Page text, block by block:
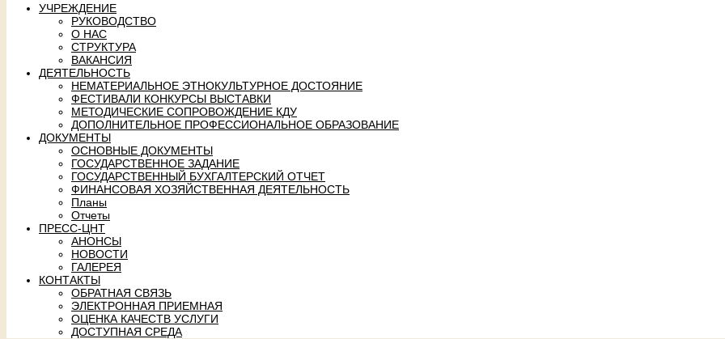
УЧРЕЖДЕНИЕ
РУКОВОДСТВО
О НАС
СТРУКТУРА
ВАКАНСИЯ
ДЕЯТЕЛЬНОСТЬ
НЕМАТЕРИАЛЬНОЕ ЭТНОКУЛЬТУРНОЕ ДОСТОЯНИЕ
ФЕСТИВАЛИ КОНКУРСЫ ВЫСТАВКИ
МЕТОДИЧЕСКИЕ СОПРОВОЖДЕНИЕ КДУ
ДОПОЛНИТЕЛЬНОЕ ПРОФЕССИОНАЛЬНОЕ ОБРАЗОВАНИЕ
ДОКУМЕНТЫ
ОСНОВНЫЕ ДОКУМЕНТЫ
ГОСУДАРСТВЕННОЕ ЗАДАНИЕ
ГОСУДАРСТВЕННЫЙ БУХГАЛТЕРСКИЙ ОТЧЕТ
ФИНАНСОВАЯ ХОЗЯЙСТВЕННАЯ ДЕЯТЕЛЬНОСТЬ
Планы
Отчеты
ПРЕСС-ЦНТ
АНОНСЫ
НОВОСТИ
ГАЛЕРЕЯ
КОНТАКТЫ
ОБРАТНАЯ СВЯЗЬ
ЭЛЕКТРОННАЯ ПРИЕМНАЯ
ОЦЕНКА КАЧЕСТВ УСЛУГИ
ДОСТУПНАЯ СРЕДА